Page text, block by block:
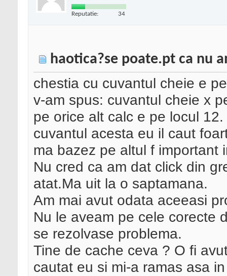
Reputatie: 34
haotica?se poate.pt ca nu
chestia cu cuvantul cheie e
v-am spus: cuvantul cheie x
pe orice alt calc e pe locul 12.
cuvantul acesta eu il caut
ma bazez pe altul f important
Nu cred ca am dat click din
atat.Ma uit la o saptamana.
Am mai avut odata aceeasi
Nu le aveam pe cele corecte
se rezolvase problema.
Tine de cache ceva ? O fi
cautat eu si mi-a ramas asa